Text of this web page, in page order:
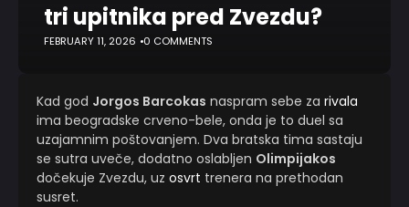
tri upitnika pred Zvezdu?
FEBRUARY 11, 2026 0 COMMENTS
Kad god Jorgos Barcokas naspram sebe za rivala
ima beogradske crveno-bele, onda je to duel sa
uzajamnim poštovanjem. Dva bratska tima sastaju
se sutra uveče, dodatno oslabljen Olimpijakos
dočekuje Zvezdu, uz osvrt trenera na prethodan
susret.